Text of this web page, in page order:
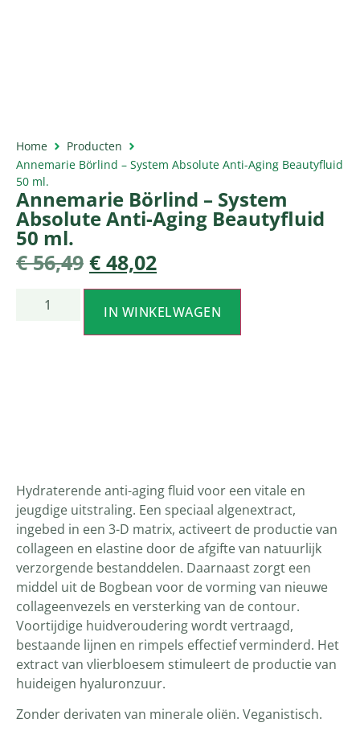
Home
Producten
Annemarie Börlind – System Absolute Anti-Aging Beautyfluid
50 ml.
Annemarie Börlind – System
Absolute Anti-Aging Beautyfluid
50 ml.
€56,49 € 48,02
IN WINKELWAGEN
Hydraterende anti-aging fluid voor een vitale en
jeugdige uitstraling. Een speciaal algenextract,
ingebed in een 3-D matrix, activeert de productie van
collageen en elastine door de afgifte van natuurlijk
verzorgende bestanddelen. Daarnaast zorgt een
middel uit de Bogbean voor de vorming van nieuwe
collageenvezels en versterking van de contour.
Voortijdige huidveroudering wordt vertraagd,
bestaande lijnen en rimpels effectief verminderd. Het
extract van vlierbloesem stimuleert de productie van
huideigen hyaluronzuur.
Zonder derivaten van minerale oliën. Veganistisch.